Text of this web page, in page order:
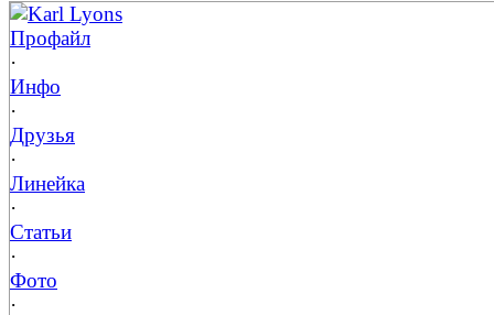
Karl Lyons
Профайл
·
Инфо
·
Друзья
·
Линейка
·
Статьи
·
Фото
·